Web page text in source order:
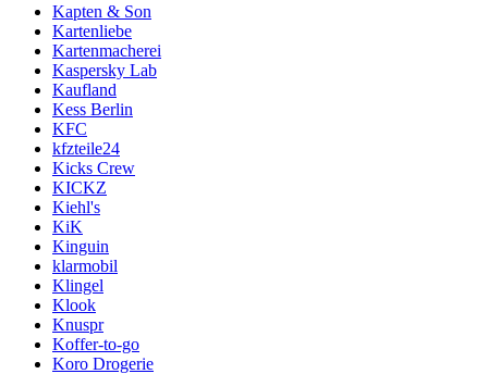
Kapten & Son
Kartenliebe
Kartenmacherei
Kaspersky Lab
Kaufland
Kess Berlin
KFC
kfzteile24
Kicks Crew
KICKZ
Kiehl's
KiK
Kinguin
klarmobil
Klingel
Klook
Knuspr
Koffer-to-go
Koro Drogerie